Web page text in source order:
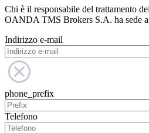
Chi è il responsabile del trattamento
OANDA TMS Brokers S.A. ha sede a
Indirizzo e-mail
phone_prefix
Telefono